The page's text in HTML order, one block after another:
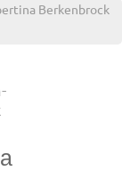
Berkenbrock